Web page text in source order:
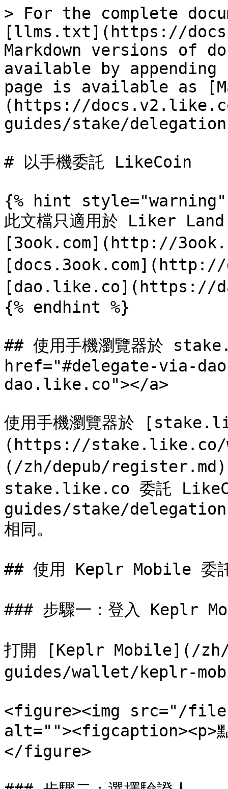
> For the complete
[llms.txt](https://
Markdown versions of
available by
page is available as
(https://
guides/stake/
# 以手機委託 LikeCoin
{% hint style="warning"
此文檔只適用於 Liker
[3ook.com](http://
[docs.3ook.com](http://
[dao.like.co](https://
{% endhint %}
## 使用手機瀏覽器於
href="#delegate-via-
dao.like.co"></a>
使用手機瀏覽器於
(https://stake.like.co/
(/zh/depub/register.md)
stake.like.co 委託
guides/stake/
相同。
## 使用 Keplr Mobile 委
### 步驟一：登入 Keplr
打開 [Keplr Mobile](/
guides/wallet/keplr-
<figure><img src="/files/
alt=""><figcaption><p>
</figure>